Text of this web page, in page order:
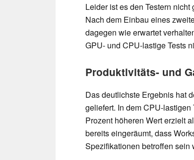
Leider ist es den Testern
Nach dem Einbau eines
dagegen wie erwartet
GPU- und CPU-lastige Tests
Produktivitäts- und
Das deutlichste Ergebnis hat
geliefert. In dem CPU-
Prozent höheren Wert erzielt
bereits eingeräumt, dass
Spezifikationen betroffen sein